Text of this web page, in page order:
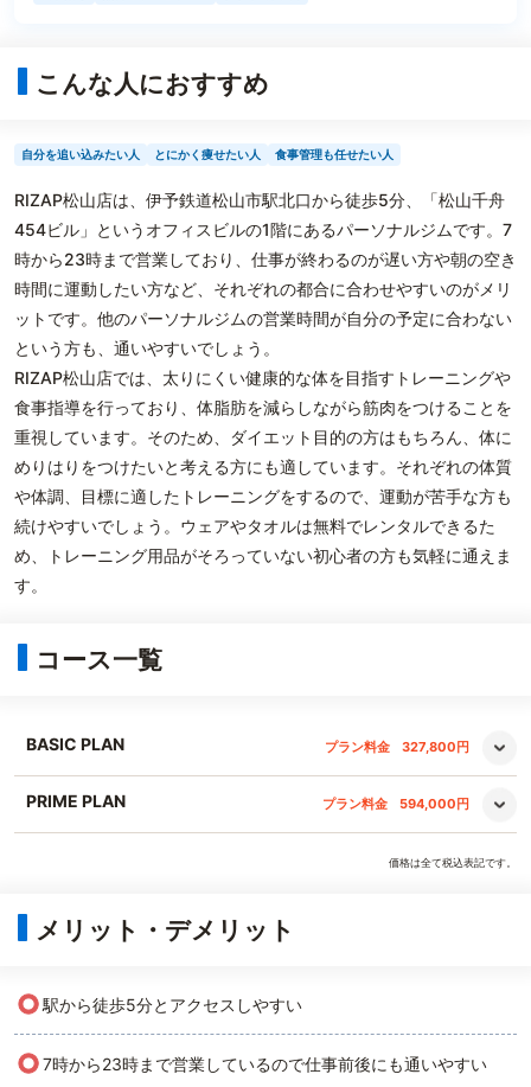
こんな人におすすめ
自分を追い込みたい人 とにかく痩せたい人 食事管理も任せたい人
RIZAP松山店は、伊予鉄道松山市駅北口から徒歩5分、「松山千舟
454ビル」というオフィスビルの1階にあるパーソナルジムです。7
時から23時まで営業しており、仕事が終わるのが遅い方や朝の空き
時間に運動したい方など、それぞれの都合に合わせやすいのがメリ
ットです。他のパーソナルジムの営業時間が自分の予定に合わない
という方も、通いやすいでしょう。
RIZAP松山店では、太りにくい健康的な体を目指すトレーニングや
食事指導を行っており、体脂肪を減らしながら筋肉をつけることを
重視しています。そのため、ダイエット目的の方はもちろん、体に
めりはりをつけたいと考える方にも適しています。それぞれの体質
や体調、目標に適したトレーニングをするので、運動が苦手な方も
続けやすいでしょう。ウェアやタオルは無料でレンタルできるた
め、トレーニング用品がそろっていない初心者の方も気軽に通えま
す。
コース一覧
BASIC PLAN プラン料金 327,800円
PRIME PLAN プラン料金 594,000円
価格は全て税込表記です。
メリット・デメリット
○駅から徒歩5分とアクセスしやすい
○7時から23時まで営業しているので仕事前後にも通いやすい